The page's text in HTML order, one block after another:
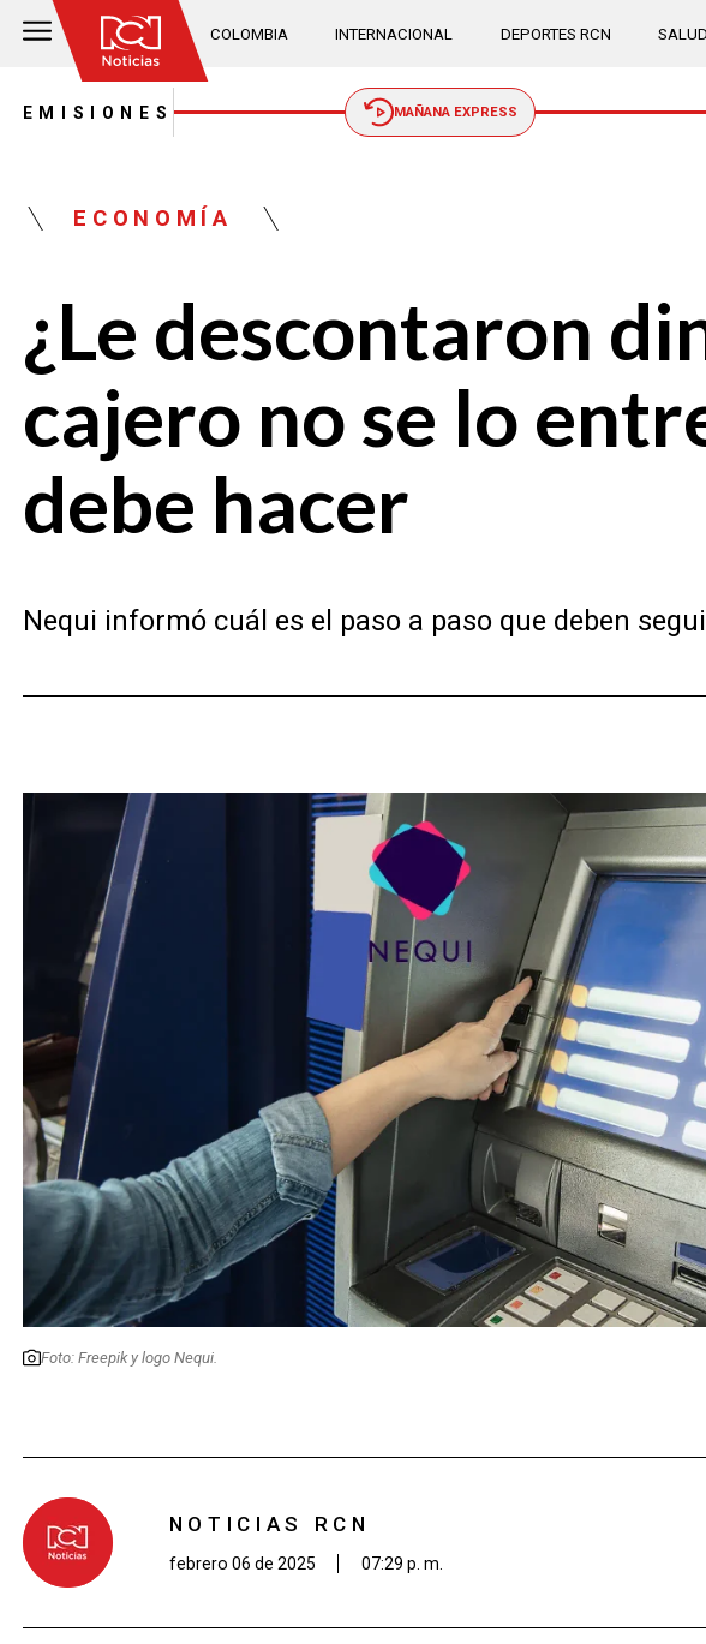
COLOMBIA INTERNACIONAL DEPORTES RCN
EMISIONES MAÑANA EXPRESS
ECONOMÍA
¿Le descontaron
cajero no se lo
debe hacer
Nequi informó cuál es el paso a paso que deben
Foto: Freepik y logo Nequi.
NOTICIAS RCN
febrero 06 de 2025 07:29 p. m.